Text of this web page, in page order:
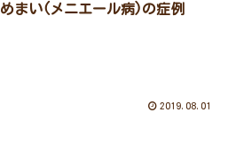
めまい(メニエール病)の症例
2019.08.01